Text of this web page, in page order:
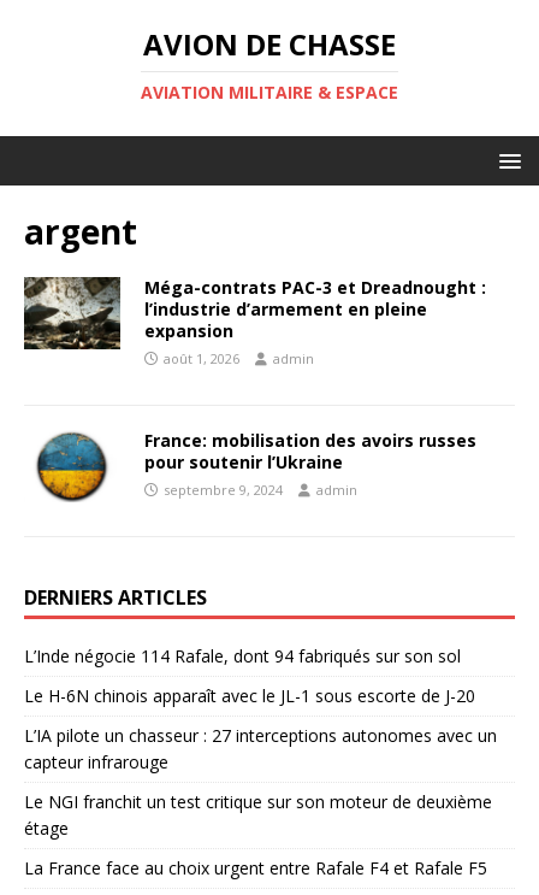
AVION DE CHASSE
AVIATION MILITAIRE & ESPACE
argent
Méga-contrats PAC-3 et Dreadnought :
l’industrie d’armement en pleine
expansion
août 1, 2026 admin
France: mobilisation des avoirs russes
pour soutenir l’Ukraine
septembre 9, 2024 admin
DERNIERS ARTICLES
L’Inde négocie 114 Rafale, dont 94 fabriqués sur son sol
Le H-6N chinois apparaît avec le JL-1 sous escorte de J-20
L’IA pilote un chasseur : 27 interceptions autonomes avec un
capteur infrarouge
Le NGI franchit un test critique sur son moteur de deuxième
étage
La France face au choix urgent entre Rafale F4 et Rafale F5